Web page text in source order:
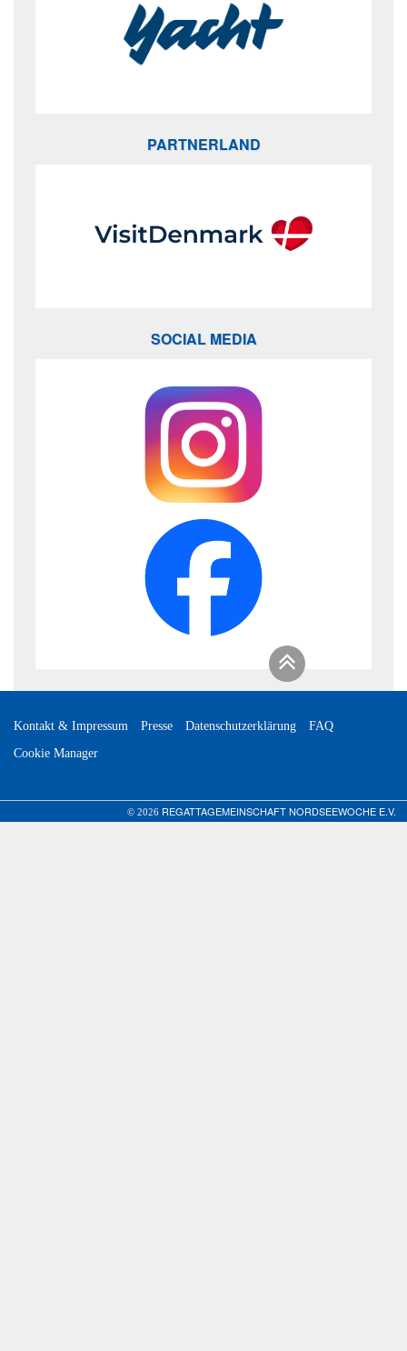
PARTNERLAND
SOCIAL MEDIA
Kontakt & Impressum Presse Datenschutzerklärung
FAQ
Cookie Manager
© 2026 REGATTAGEMEINSCHAFT NORDSEEWOCHE E.V.